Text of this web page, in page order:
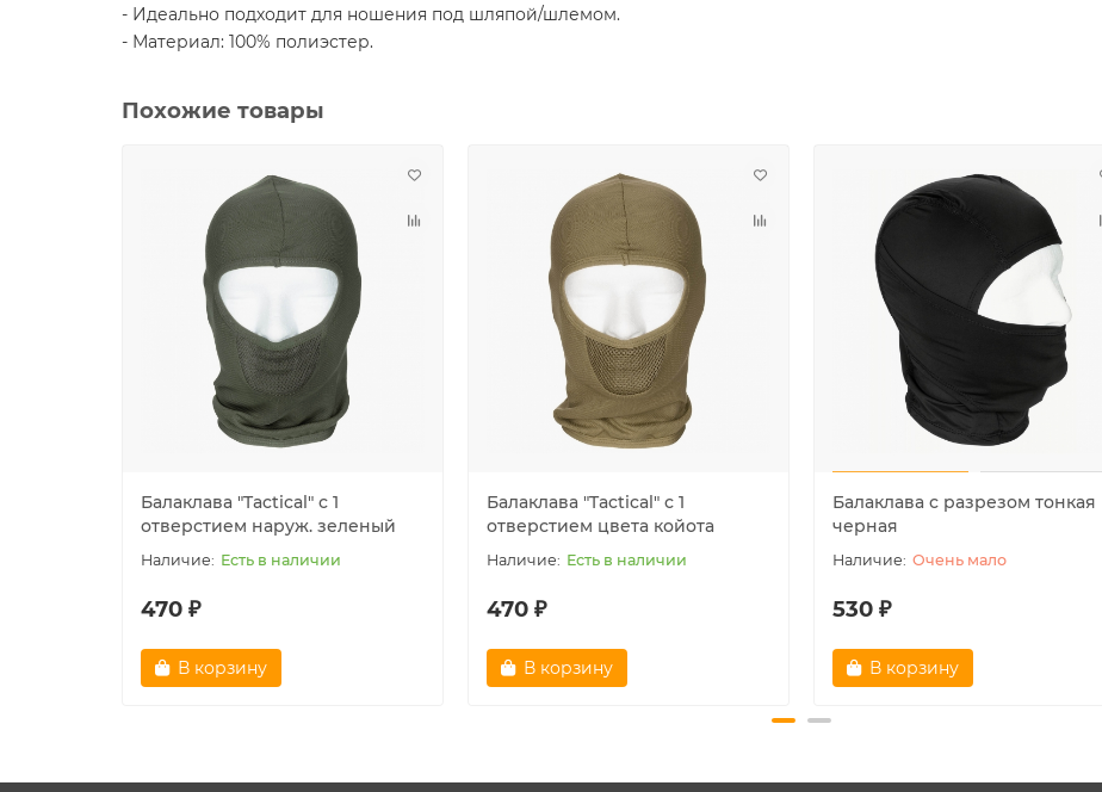
- Идеально подходит для ношения под шляпой/шлемом.
- Материал: 100% полиэстер.
Похожие товары
Балаклава "Tactical" с 1
отверстием наруж. зеленый
Есть в наличии
470 ₽
В корзину
Балаклава "Tactical" с 1
отверстием цвета койота
Есть в наличии
470 ₽
В корзину
Балаклава с разрезом тонкая
черная
Очень мало
530 ₽
В корзину